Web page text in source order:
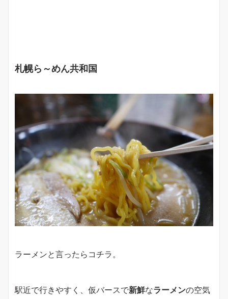
札幌ら～めん共和国
ラーメンと言ったらコチラ。
駅近で行きやすく、仮バースで新鮮なラーメンの空気